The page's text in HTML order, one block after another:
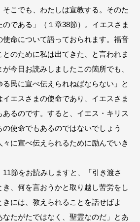
こでも、わたしは宣教する。そのた
である」（１章38節）。イエスさま
使命について語っておられます。福音
とのために私は出てきた、と言われま
今日お読みしましたこの箇所でも、
る民に宣べ伝えられねばならない」と
エスさまの使命であり、イエスさま
るのです。すると、イエス・キリス
の使命でもあるのではないでしょう
に宣べ伝えられるために励んでいき
節をお読みしますと、「引き渡さ
、何を言おうかと取り越し苦労をし
には、教えられることを話せばよ
なたがたではなく、聖霊なのだ」とあ